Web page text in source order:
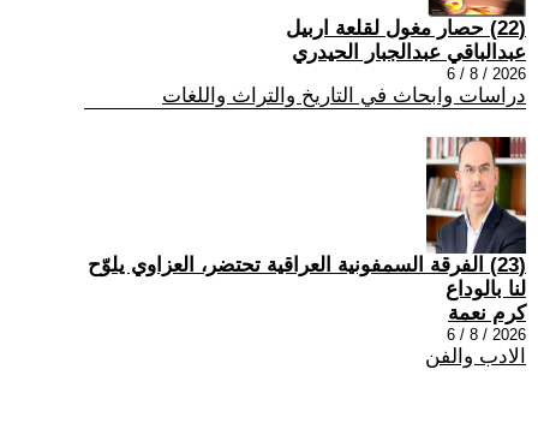
(22) حصار مغول لقلعة اربيل
عبدالباقي عبدالجبار الحيدري
2026 / 8 / 6
دراسات وابحاث في التاريخ والتراث واللغات
(23) الفرقة السمفونية العراقية تحتضر، العزاوي يلوّح
لنا بالوداع
كرم نعمة
2026 / 8 / 6
الادب والفن